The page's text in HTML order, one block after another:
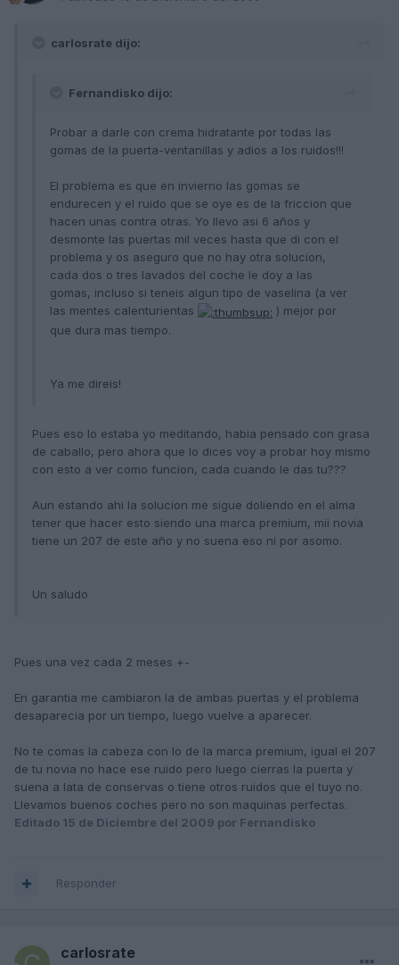
carlosrate dijo:
Fernandisko dijo:
Probar a darle con crema hidratante por todas las
gomas de la puerta-ventanillas y adios a los ruidos!!!
El problema es que en invierno las gomas se
endurecen y el ruido que se oye es de la friccion que
hacen unas contra otras. Yo llevo asi 6 años y
desmonte las puertas mil veces hasta que di con el
problema y os aseguro que no hay otra solucion,
cada dos o tres lavados del coche le doy a las
gomas, incluso si teneis algun tipo de vaselina (a ver
las mentes calenturientas
) mejor por
que dura mas tiempo.
Ya me direis!
Pues eso lo estaba yo meditando, habia pensado con grasa
de caballo, pero ahora que lo dices voy a probar hoy mismo
con esto a ver como funcion, cada cuando le das tu???
Aun estando ahi la solucion me sigue doliendo en el alma
tener que hacer esto siendo una marca premium, mii novia
tiene un 207 de este año y no suena eso ni por asomo.
Un saludo
Pues una vez cada 2 meses +-
En garantia me cambiaron la de ambas puertas y el problema
desaparecia por un tiempo, luego vuelve a aparecer.
No te comas la cabeza con lo de la marca premium, igual el 207
de tu novia no hace ese ruido pero luego cierras la puerta y
suena a lata de conservas o tiene otros ruidos que el tuyo no.
Llevamos buenos coches pero no son maquinas perfectas.
Editado 15 de Diciembre del 2009 por Fernandisko
Responder
carlosrate